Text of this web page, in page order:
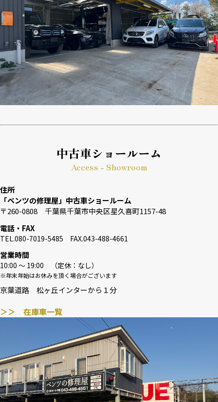
中古車ショールーム
Access - Showroom
住所
「ベンツの修理屋」中古車ショールーム
〒260-0808 千葉県千葉市中央区星久喜町1157-48
電話・FAX
TEL.080-7019-5485 FAX.043-488-4661
営業時間
10:00 〜 19:00 （定休：なし）
※年末年始はお休みを頂く場合がございます
京葉道路 松ヶ丘インターから１分
＞＞ 在庫車一覧